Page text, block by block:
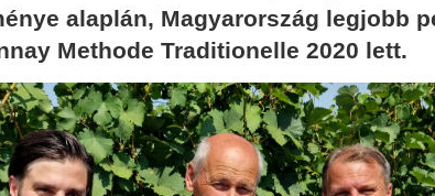
alaplán, Magyarország legjobb
Methode Traditionelle 2020 lett.